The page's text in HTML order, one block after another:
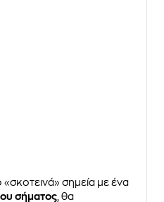
σημεία με ένα
σήματος , θα